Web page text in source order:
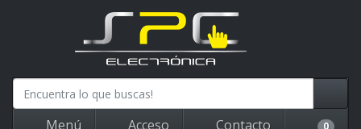
Menú Acceso Contacto 0